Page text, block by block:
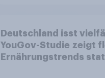
Deutschland isst
YouGov-Studie zeigt
Ernährungstrends